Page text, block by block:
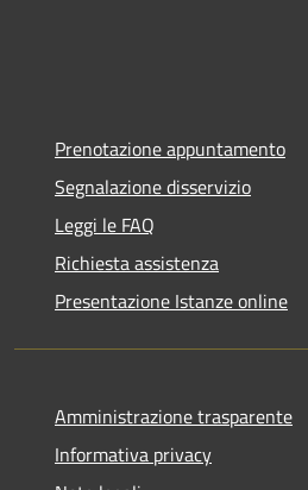
Prenotazione appuntamento
Segnalazione disservizio
Leggi le FAQ
Richiesta assistenza
Presentazione Istanze online
Amministrazione trasparente
Informativa privacy